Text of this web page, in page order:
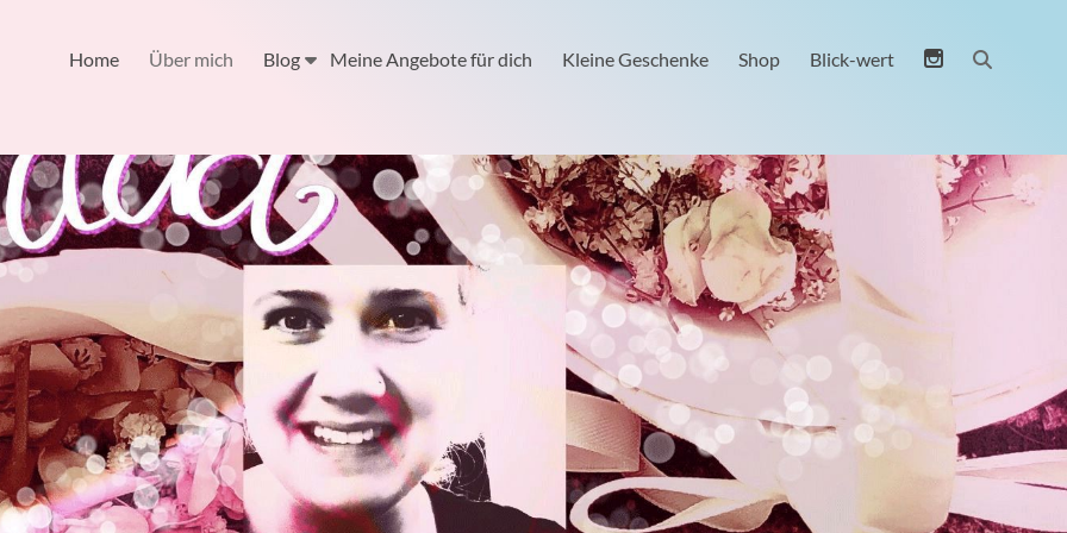
Home Über mich Blog Meine Angebote für dich Kleine Geschenke Shop Blick-wert